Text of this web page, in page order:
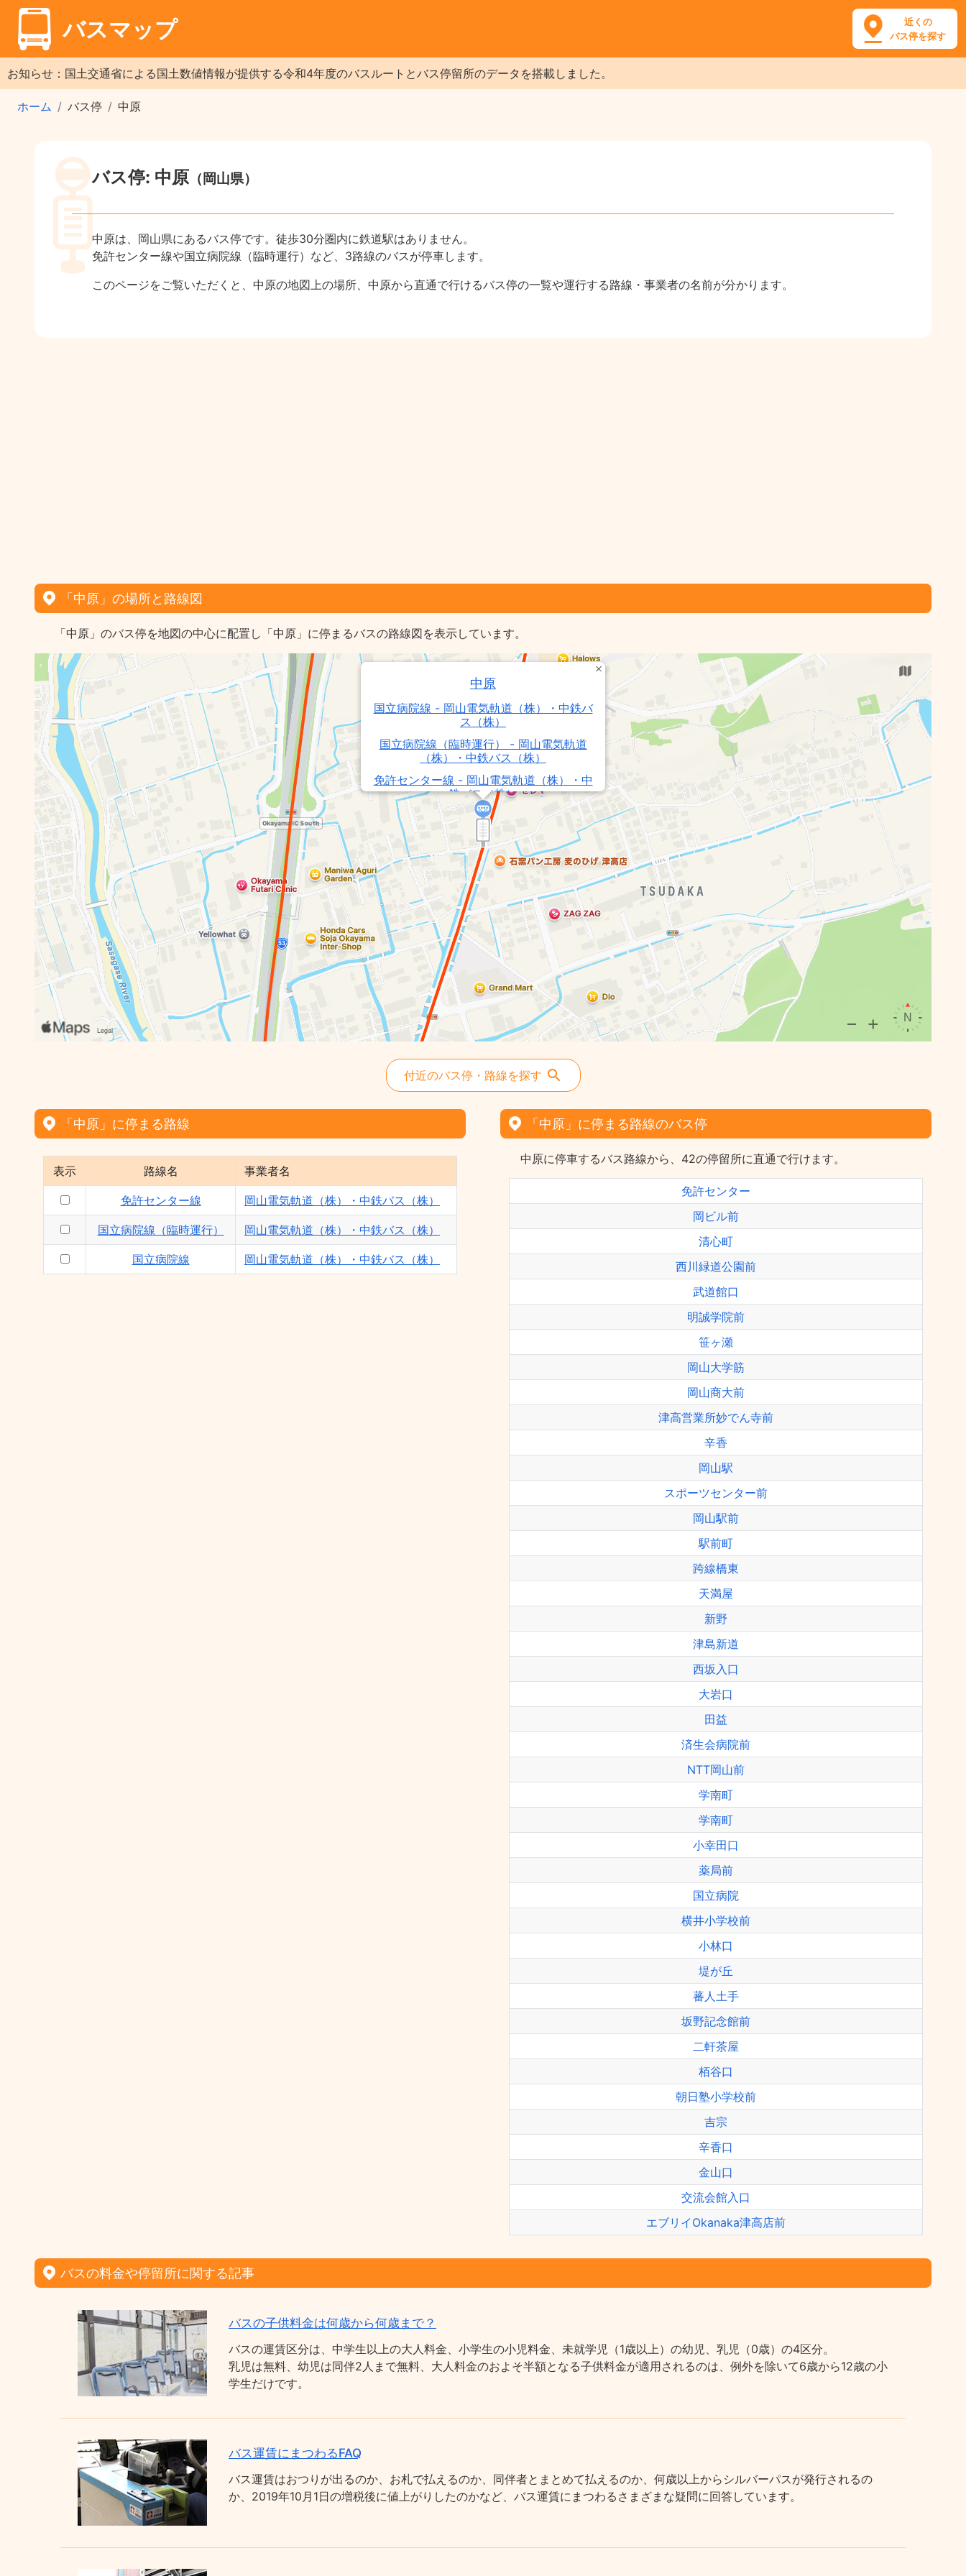
バスマップ
近くの
バス停を探す
お知らせ：国土交通省による国土数値情報が提供する令和4年度のバスルートとバス停留所のデータを搭載しました。
ホーム バス停 中原
バス停: 中原 （岡山県）
中原は、岡山県にあるバス停です。徒歩30分圏内に鉄道駅はありません。
免許センター線や国立病院線（臨時運行）など、3路線のバスが停車します。
このページをご覧いただくと、中原の地図上の場所、中原から直通で行けるバス停の一覧や運行する路線・事業者の名前が分かります。
「中原」の場所と路線図
「中原」のバス停を地図の中心に配置し「中原」に停まるバスの路線図を表示しています。
中原
国立病院線 - 岡山電気軌道（株）・中鉄バ
ス（株）
国立病院線（臨時運行） - 岡山電気軌道
（株）・中鉄バス（株）
免許センター線 - 岡山電気軌道（株）・中
鉄バス（株）
付近のバス停・路線を探す
「中原」に停まる路線
表示 路線名 事業者名
免許センター線 岡山電気軌道（株）・中鉄バス（株）
国立病院線（臨時運行） 岡山電気軌道（株）・中鉄バス（株）
国立病院線 岡山電気軌道（株）・中鉄バス（株）
「中原」に停まる路線のバス停
中原に停車するバス路線から、42の停留所に直通で行けます。
免許センター
岡ビル前
清心町
西川緑道公園前
武道館口
明誠学院前
笹ヶ瀬
岡山大学筋
岡山商大前
津高営業所妙でん寺前
辛香
岡山駅
スポーツセンター前
岡山駅前
駅前町
跨線橋東
天満屋
新野
津島新道
西坂入口
大岩口
田益
済生会病院前
NTT岡山前
学南町
学南町
小幸田口
薬局前
国立病院
横井小学校前
小林口
堤が丘
蕃人土手
坂野記念館前
二軒茶屋
栢谷口
朝日塾小学校前
吉宗
辛香口
金山口
交流会館入口
エブリイOkanaka津高店前
バスの料金や停留所に関する記事
バスの子供料金は何歳から何歳まで？
バスの運賃区分は、中学生以上の大人料金、小学生の小児料金、未就学児（1歳以上）の幼児、乳児（0歳）の4区分。
乳児は無料、幼児は同伴2人まで無料、大人料金のおよそ半額となる子供料金が適用されるのは、例外を除いて6歳から12歳の小
学生だけです。
バス運賃にまつわるFAQ
バス運賃はおつりが出るのか、お札で払えるのか、同伴者とまとめて払えるのか、何歳以上からシルバーパスが発行されるの
か、2019年10月1日の増税後に値上がりしたのかなど、バス運賃にまつわるさまざまな疑問に回答しています。